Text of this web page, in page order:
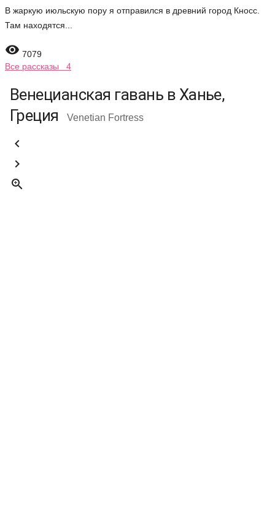
В жаркую июльскую пору я отправился в древний город Кносс.
Там находятся...
 7079
Все рассказы 4
Венецианская гавань в Ханье,
Греция
Venetian Fortress


